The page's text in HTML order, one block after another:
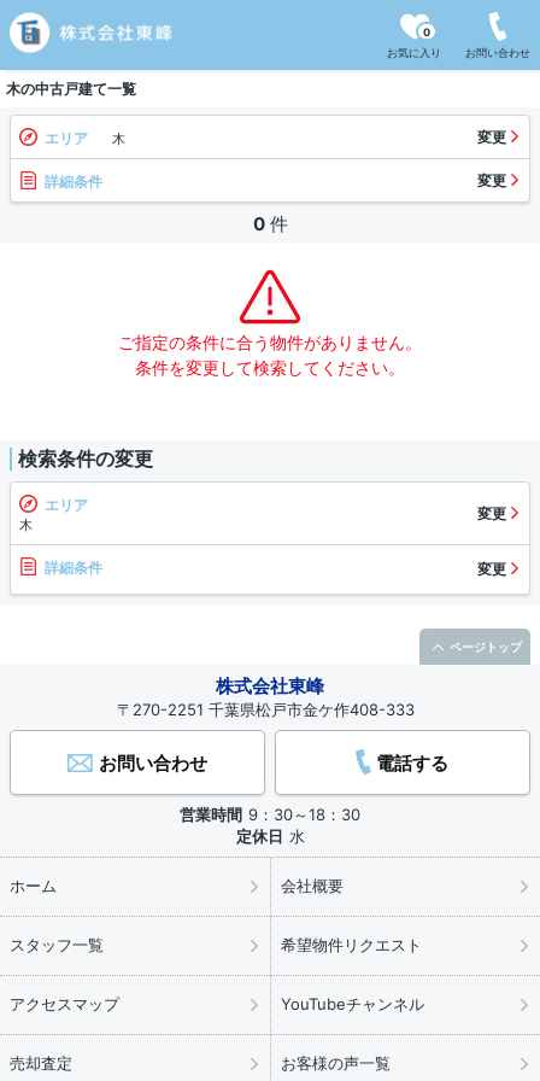
お気に入り
0
お問い合わせ
木の中古戸建て一覧
エリア 木 変更
詳細条件 変更
0 件
ご指定の条件に合う物件がありません。
条件を変更して検索してください。
検索条件の変更
エリア
木
変更
詳細条件 変更
株式会社東峰
〒270-2251 千葉県松戸市金ケ作408-333
お問い合わせ 電話する
営業時間 9：30～18：30
定休日 水
ホーム 会社概要
スタッフ一覧 希望物件リクエスト
アクセスマップ YouTubeチャンネル
売却査定 お客様の声一覧
ページトップ